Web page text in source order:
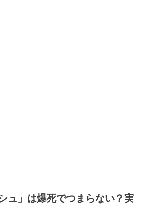
ュ」は爆死でつまらない？実